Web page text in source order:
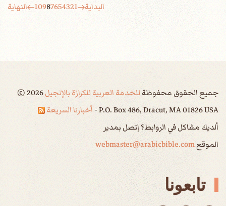
البداية
1
2
3
4
5
6
7
8
9
10 النهاية
جميع الحقوق محفوظةللخدمة العربية للكرازة بالإنجيل ©2026
P.O. Box 486, Dracut, MA 01826 USA - أخبارنا السريعة
ألديك مشاكل في الروابط؟ إتصل بمدير
الموقعwebmaster@arabicbible.com
تابعونا